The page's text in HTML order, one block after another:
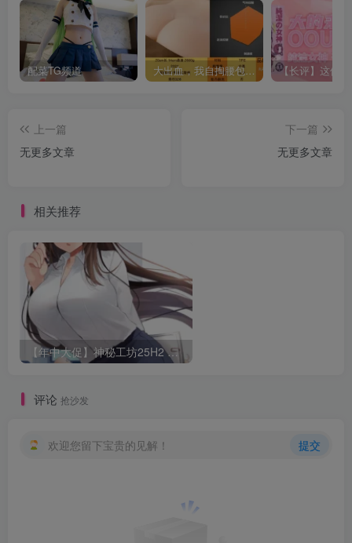
配菜TG频道 大出血，我自掏腰包给大家带来——KAGUYANO新品蜂蜜芥末酱倔强款测评
上一篇
无更多文章
下一篇
无更多文章
相关推荐
【年中大促】神秘工坊25H2 年中狂欢Part.1启动！OOUmai毛躁鲨鱼妹向你发起挑衅！
评论 抢沙发
欢迎您留下宝贵的见解！ 提交